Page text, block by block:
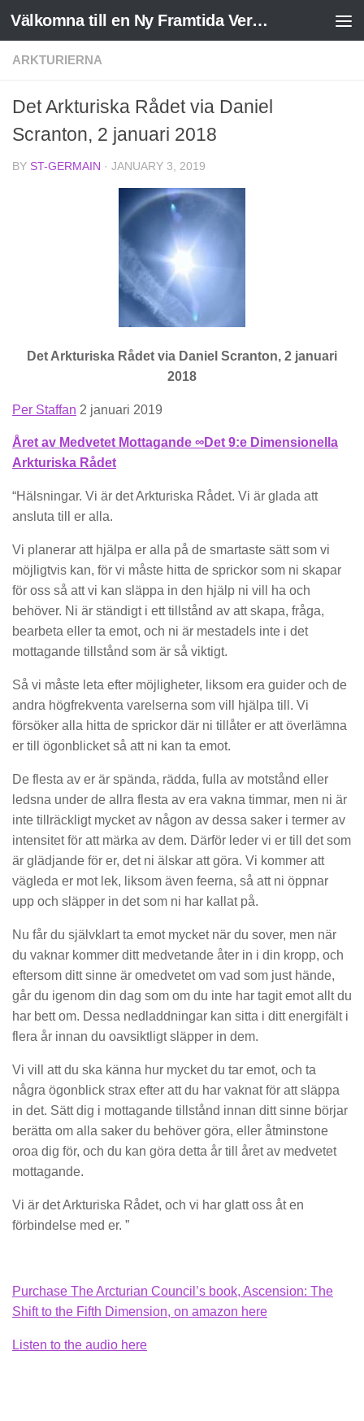
Skip to content Välkomna till en Ny Framtida Verklighet
ARKTURIERNA
Det Arkturiska Rådet via Daniel
Scranton, 2 januari 2018
BY ST-GERMAIN · JANUARY 3, 2019
Det Arkturiska Rådet via Daniel Scranton, 2 januari
2018
Per Staffan 2 januari 2019
Året av Medvetet Mottagande ∞Det 9:e Dimensionella
Arkturiska Rådet
“Hälsningar. Vi är det Arkturiska Rådet. Vi är glada att
ansluta till er alla.
Vi planerar att hjälpa er alla på de smartaste sätt som vi
möjligtvis kan, för vi måste hitta de sprickor som ni skapar
för oss så att vi kan släppa in den hjälp ni vill ha och
behöver. Ni är ständigt i ett tillstånd av att skapa, fråga,
bearbeta eller ta emot, och ni är mestadels inte i det
mottagande tillstånd som är så viktigt.
Så vi måste leta efter möjligheter, liksom era guider och de
andra högfrekventa varelserna som vill hjälpa till. Vi
försöker alla hitta de sprickor där ni tillåter er att överlämna
er till ögonblicket så att ni kan ta emot.
De flesta av er är spända, rädda, fulla av motstånd eller
ledsna under de allra flesta av era vakna timmar, men ni är
inte tillräckligt mycket av någon av dessa saker i termer av
intensitet för att märka av dem. Därför leder vi er till det som
är glädjande för er, det ni älskar att göra. Vi kommer att
vägleda er mot lek, liksom även feerna, så att ni öppnar
upp och släpper in det som ni har kallat på.
Nu får du självklart ta emot mycket när du sover, men när
du vaknar kommer ditt medvetande åter in i din kropp, och
eftersom ditt sinne är omedvetet om vad som just hände,
går du igenom din dag som om du inte har tagit emot allt du
har bett om. Dessa nedladdningar kan sitta i ditt energifält i
flera år innan du oavsiktligt släpper in dem.
Vi vill att du ska känna hur mycket du tar emot, och ta
några ögonblick strax efter att du har vaknat för att släppa
in det. Sätt dig i mottagande tillstånd innan ditt sinne börjar
berätta om alla saker du behöver göra, eller åtminstone
oroa dig för, och du kan göra detta år till året av medvetet
mottagande.
Vi är det Arkturiska Rådet, och vi har glatt oss åt en
förbindelse med er. ”
Purchase The Arcturian Council’s book, Ascension: The
Shift to the Fifth Dimension, on amazon here
Listen to the audio here